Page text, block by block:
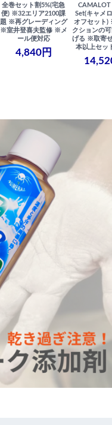
全巻セット割5%(宅急
便) ※32エリア2100課
題 ※再グレーディング
※室井登喜夫監修 ※メ
ール便対応
4,840円
Set(キャメ
オフセット)
クションの
げる ※取寄
本以上セッ